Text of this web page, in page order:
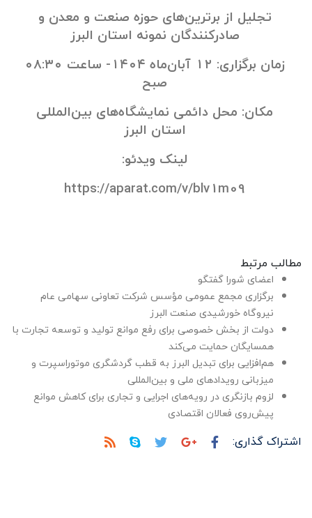
تجلیل از برترین‌های حوزه صنعت و معدن و
صادرکنندگان نمونه استان البرز
زمان برگزاری: ۱۲ آبان‌ماه ۱۴۰۴- ساعت ۰۸:۳۰
صبح
مکان: محل دائمی نمایشگاه‌های بین‌المللی
استان البرز
لینک ویدئو:
https://aparat.com/v/blv1m09
مطالب مرتبط
اعضای شورا گفتگو
برگزاری مجمع عمومی مؤسس شرکت تعاونی سهامی عام
نیروگاه خورشیدی صنعت البرز
دولت از بخش خصوصی برای رفع موانع تولید و توسعه تجارت با
همسایگان حمایت می‌کند
هم‌افزایی برای تبدیل البرز به قطب گردشگری موتوراسپرت و
میزبانی رویدادهای ملی و بین‌المللی
لزوم بازنگری در رویه‌های اجرایی و تجاری برای کاهش موانع
پیش‌روی فعالان اقتصادی
اشتراک گذاری: